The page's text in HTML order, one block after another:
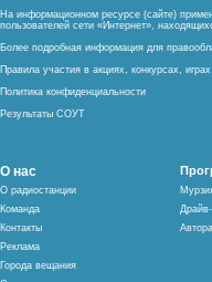
На информационном ресурсе (сайте)
пользователей сети «Интернет»,
Более подробная информация для
Правила участия в акциях, конкурсах, играх
Политика конфиденциальности
Результаты СОУТ
О нас
О радиостанции
Команда
Контакты
Реклама
Города вещания